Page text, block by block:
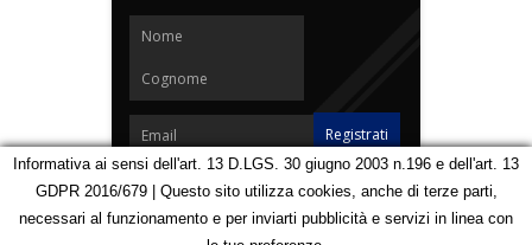
Homepage Notizie Speciali Eventi Foto Carnevale
Partners Contatti
Informativa ai sensi dell'art. 13 D.LGS. 30 giugno 2003 n.196 e dell'art. 13
GDPR 2016/679 | Questo sito utilizza cookies, anche di terze parti,
necessari al funzionamento e per inviarti pubblicità e servizi in linea con